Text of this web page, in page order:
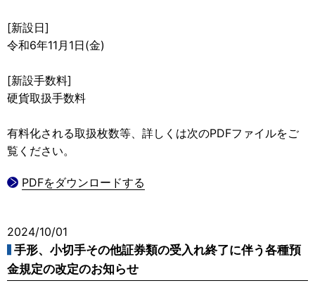
[新設日]
令和6年11月1日(金)
[新設手数料]
硬貨取扱手数料
有料化される取扱枚数等、詳しくは次のPDFファイルをご
覧ください。
PDFをダウンロードする
2024/10/01
手形、小切手その他証券類の受入れ終了に伴う各種預
金規定の改定のお知らせ